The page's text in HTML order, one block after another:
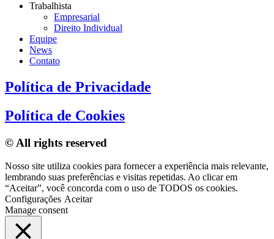
Trabalhista
Empresarial
Direito Individual
Equipe
News
Contato
Política de Privacidade
Política de Cookies
© All rights reserved
Nosso site utiliza cookies para fornecer a experiência mais relevante,
lembrando suas preferências e visitas repetidas. Ao clicar em
“Aceitar”, você concorda com o uso de TODOS os cookies.
Configurações Aceitar
Manage consent